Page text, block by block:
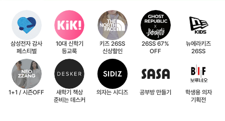
삼성전자 감사
페스티벌
10대 신학기
등교룩
키즈 26SS
신상할인
26SS 67%
OFF
뉴에라키즈
26SS
1+1 / 시즌OFF
새학기 책상
준비는 데스커
의자는 시디즈 공부방 만들기
학생용 의자
기획전